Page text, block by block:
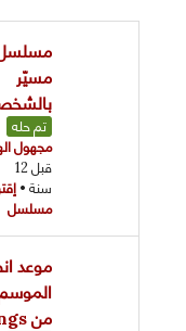
مسلسل
مسيّر
تم حله
مجهول
قبل 12
سنة•
مسلسل
موعد
الموسم
من Vikings